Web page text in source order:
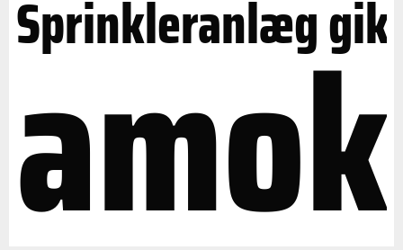
Sprinkleranlæg gik
amok